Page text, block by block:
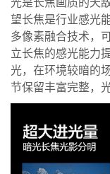
望长焦是行业感光
多像素融合技术，
立长焦的感光能力
光， 在环境较暗的
节保留丰富完整，